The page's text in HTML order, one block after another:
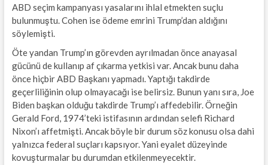
ABD seçim kampanyası yasalarını ihlal etmekten suçlu
bulunmuştu. Cohen ise ödeme emrini Trump’dan aldığını
söylemişti.
Öte yandan Trump’ın görevden ayrılmadan önce anayasal
gücünü de kullanıp af çıkarma yetkisi var. Ancak bunu daha
önce hiçbir ABD Başkanı yapmadı. Yaptığı takdirde
geçerliliğinin olup olmayacağı ise belirsiz. Bunun yanı sıra, Joe
Biden başkan olduğu takdirde Trump’ı affedebilir. Örneğin
Gerald Ford, 1974’teki istifasının ardından selefi Richard
Nixon’ı affetmişti. Ancak böyle bir durum söz konusu olsa dahi
yalnızca federal suçları kapsıyor. Yani eyalet düzeyinde
kovuşturmalar bu durumdan etkilenmeyecektir.